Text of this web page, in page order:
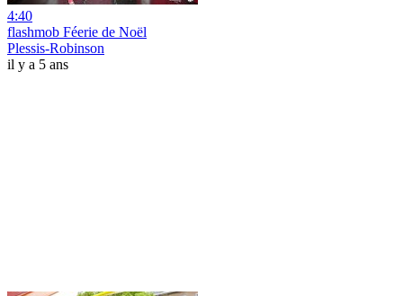
4:40
flashmob Féerie de Noël
Plessis-Robinson
il y a 5 ans